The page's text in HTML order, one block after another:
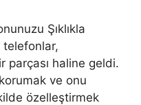
Şıklıkla
telefonlar,
parçası haline geldi.
ve onu
özelleştirmek